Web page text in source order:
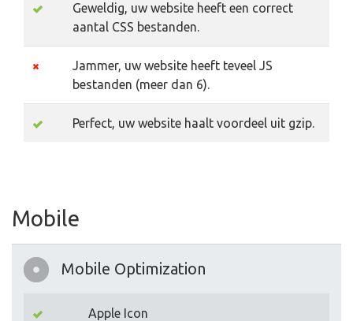
Geweldig, uw website heeft een correct
aantal CSS bestanden.
Jammer, uw website heeft teveel JS
bestanden (meer dan 6).
Perfect, uw website haalt voordeel uit gzip.
Mobile
Mobile Optimization
Apple Icon